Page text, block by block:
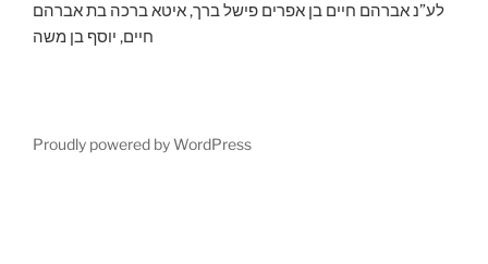
לע”נ אברהם חיים בן אפרים פישל ברך, איטא ברכה בת אברהם
חיים, יוסף בן משה
Proudly powered by WordPress